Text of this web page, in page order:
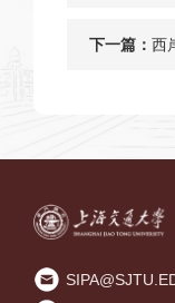
承
下一篇： 西